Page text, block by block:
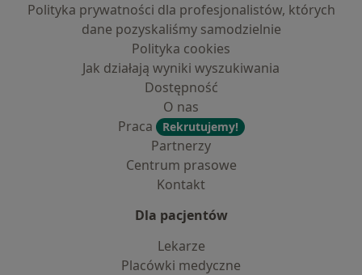
Polityka prywatności dla profesjonalistów, których
dane pozyskaliśmy samodzielnie
Polityka cookies
Jak działają wyniki wyszukiwania
Dostępność
O nas
Praca
Rekrutujemy!
Partnerzy
Centrum prasowe
Kontakt
Dla pacjentów
Lekarze
Placówki medyczne